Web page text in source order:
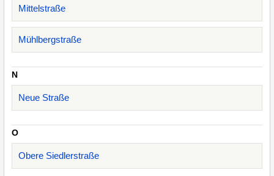
Mittelstraße
Mühlbergstraße
N
Neue Straße
O
Obere Siedlerstraße